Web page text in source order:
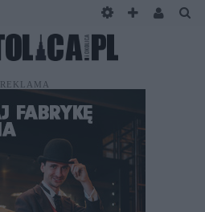
REKLAMA